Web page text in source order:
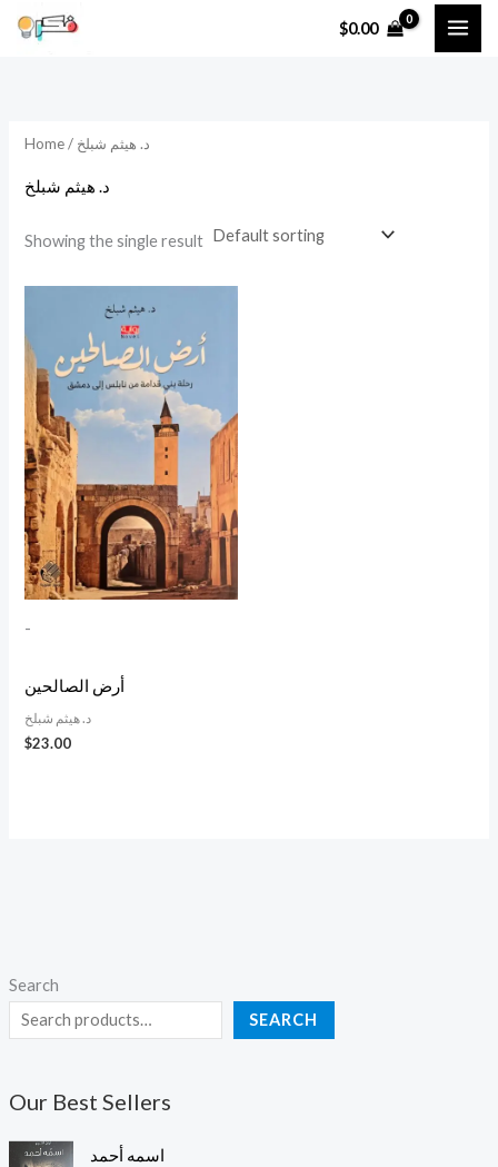
Skip
$0.00
Search
SEARCH
Our Best Sellers
اسمه أحمد
Home / د. هيثم شبلخ
د. هيثم شبلخ
Showing the single result
-
أرض الصالحين
د. هيثم شبلخ
$23.00